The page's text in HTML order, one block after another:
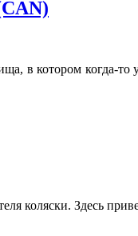
в котором когда-то
коляски. Здесь